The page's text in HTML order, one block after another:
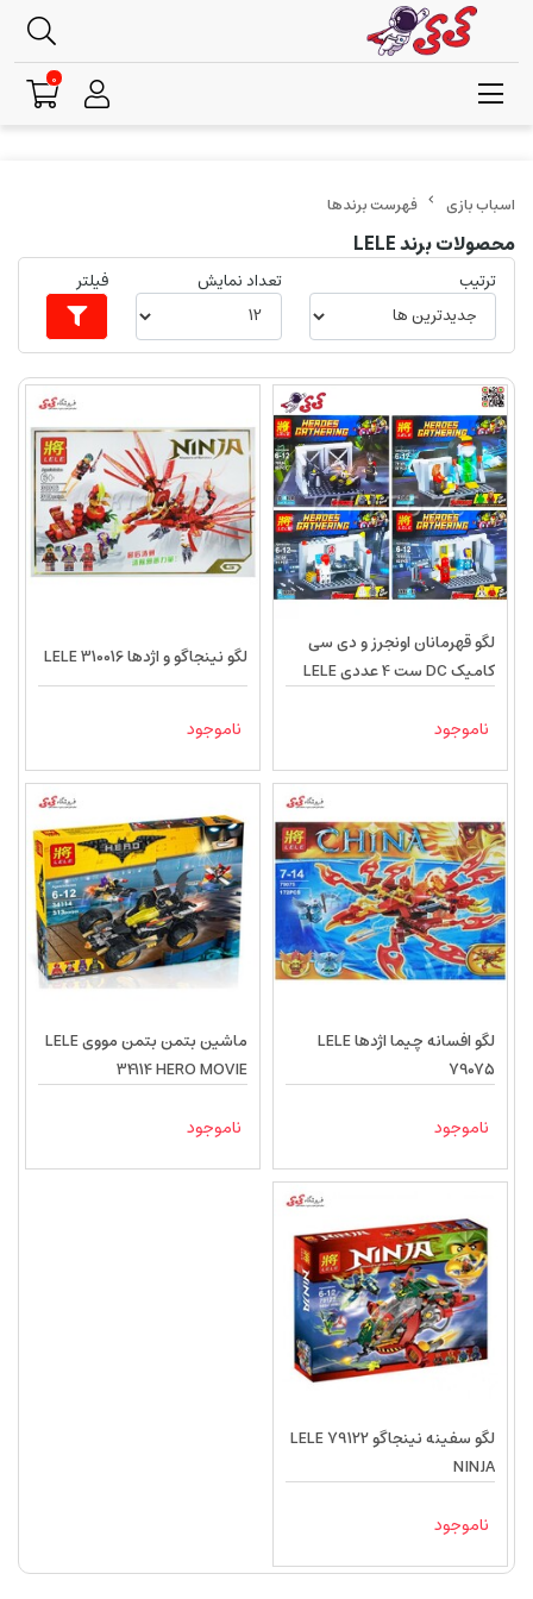
فهرست برندها
محصولات برند LELE
ترتیب تعداد نمایش فیلتر
لگو قهرمانان اونجرز و دی سی
کامیک DC ست 4 عددی LELE
ناموجود
لگو نینجاگو و اژدها LELE 310016
ناموجود
لگو افسانه چیما اژدها LELE
79075
ناموجود
ماشین بتمن بتمن مووی LELE
34114 HERO MOVIE
ناموجود
لگو سفینه نینجاگو LELE 79122
NINJA
ناموجود
0